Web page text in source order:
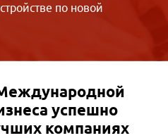
по новой
успешно
компаниях